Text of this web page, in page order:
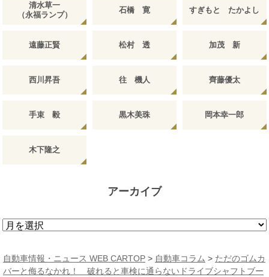
清水草一
（永福ランプ）
石橋 寛 すぎもと たかよし
遠藤正賢 松村 透 加茂 新
西川昇吾 往 機人 齊藤優太
手束 毅 黒木美珠 岡本幸一郎
木下隆之
アーカイブ
ア
カ
イ
自動車情報・ニュース WEB CARTOP > 自動車コラム > ただのゴムカ
バーと侮るなかれ！ 破れると車検に通らないドライブシャフトブー